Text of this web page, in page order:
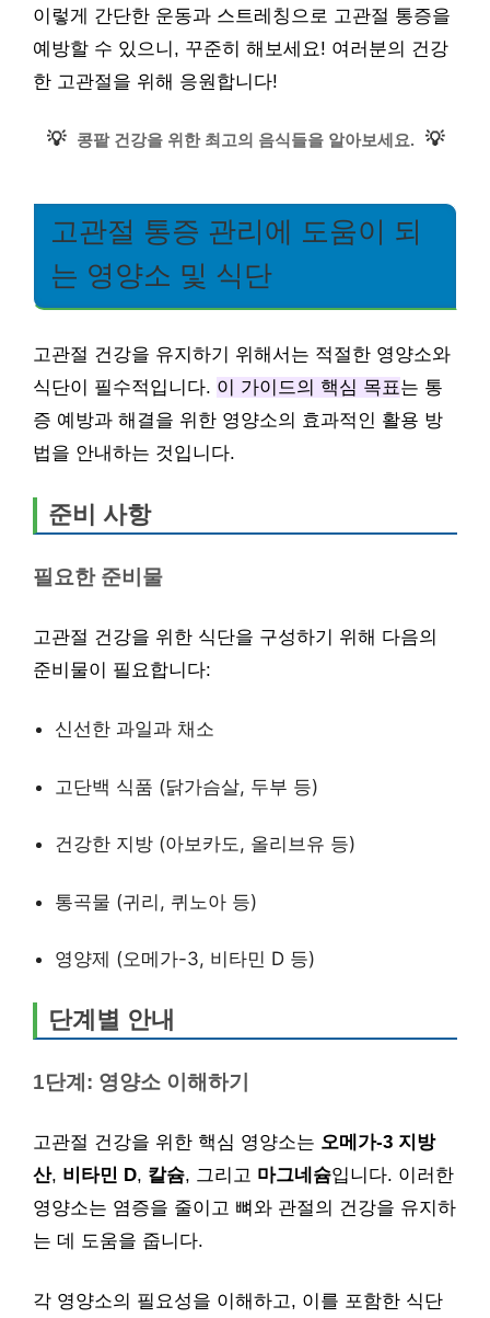
이렇게 간단한 운동과 스트레칭으로 고관절 통증을
예방할 수 있으니, 꾸준히 해보세요! 여러분의 건강
한 고관절을 위해 응원합니다!
💡 콩팥 건강을 위한 최고의 음식들을 알아보세요. 💡
고관절 통증 관리에 도움이 되
는 영양소 및 식단
고관절 건강을 유지하기 위해서는 적절한 영양소와
식단이 필수적입니다. 이 가이드의 핵심 목표는 통
증 예방과 해결을 위한 영양소의 효과적인 활용 방
법을 안내하는 것입니다.
준비 사항
필요한 준비물
고관절 건강을 위한 식단을 구성하기 위해 다음의
준비물이 필요합니다:
신선한 과일과 채소
고단백 식품 (닭가슴살, 두부 등)
건강한 지방 (아보카도, 올리브유 등)
통곡물 (귀리, 퀴노아 등)
영양제 (오메가-3, 비타민 D 등)
단계별 안내
1단계: 영양소 이해하기
고관절 건강을 위한 핵심 영양소는 오메가-3 지방
산, 비타민 D, 칼슘, 그리고 마그네슘입니다. 이러한
영양소는 염증을 줄이고 뼈와 관절의 건강을 유지하
는 데 도움을 줍니다.
각 영양소의 필요성을 이해하고, 이를 포함한 식단